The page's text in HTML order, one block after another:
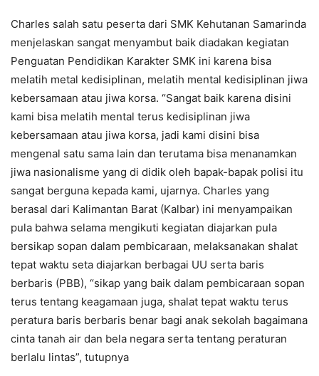
Charles salah satu peserta dari SMK Kehutanan Samarinda
menjelaskan sangat menyambut baik diadakan kegiatan
Penguatan Pendidikan Karakter SMK ini karena bisa
melatih metal kedisiplinan, melatih mental kedisiplinan jiwa
kebersamaan atau jiwa korsa. “Sangat baik karena disini
kami bisa melatih mental terus kedisiplinan jiwa
kebersamaan atau jiwa korsa, jadi kami disini bisa
mengenal satu sama lain dan terutama bisa menanamkan
jiwa nasionalisme yang di didik oleh bapak-bapak polisi itu
sangat berguna kepada kami, ujarnya. Charles yang
berasal dari Kalimantan Barat (Kalbar) ini menyampaikan
pula bahwa selama mengikuti kegiatan diajarkan pula
bersikap sopan dalam pembicaraan, melaksanakan shalat
tepat waktu seta diajarkan berbagai UU serta baris
berbaris (PBB), “sikap yang baik dalam pembicaraan sopan
terus tentang keagamaan juga, shalat tepat waktu terus
peratura baris berbaris benar bagi anak sekolah bagaimana
cinta tanah air dan bela negara serta tentang peraturan
berlalu lintas”, tutupnya